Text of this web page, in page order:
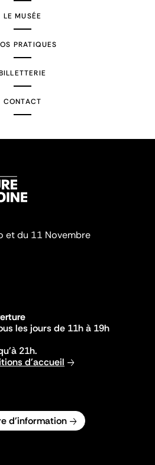
LE MUSÉE
PRATIQUES
CONTACT
et du 11 Novembre
les jours de 11h à 19h
21h.
d'accueil
d'information